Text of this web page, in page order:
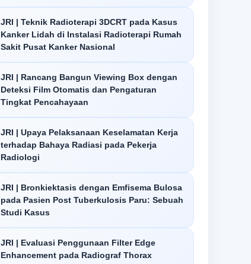
JRI | Teknik Radioterapi 3DCRT pada Kasus
Kanker Lidah di Instalasi Radioterapi Rumah
Sakit Pusat Kanker Nasional
JRI | Rancang Bangun Viewing Box dengan
Deteksi Film Otomatis dan Pengaturan
Tingkat Pencahayaan
JRI | Upaya Pelaksanaan Keselamatan Kerja
terhadap Bahaya Radiasi pada Pekerja
Radiologi
JRI | Bronkiektasis dengan Emfisema Bulosa
pada Pasien Post Tuberkulosis Paru: Sebuah
Studi Kasus
JRI | Evaluasi Penggunaan Filter Edge
Enhancement pada Radiograf Thorax